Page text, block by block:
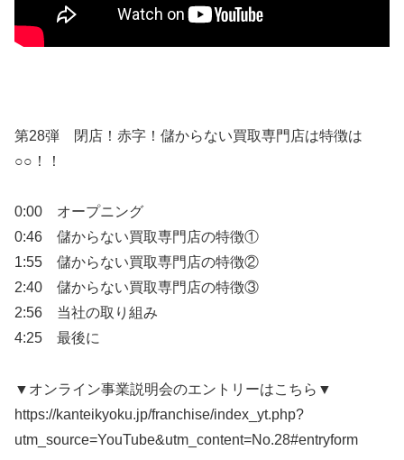
第28弾 閉店！赤字！儲からない買取専門店は特徴は
○○！！
0:00 オープニング
0:46 儲からない買取専門店の特徴①
1:55 儲からない買取専門店の特徴②
2:40 儲からない買取専門店の特徴③
2:56 当社の取り組み
4:25 最後に
▼オンライン事業説明会のエントリーはこちら▼
https://kanteikyoku.jp/franchise/index_yt.php?
utm_source=YouTube&utm_content=No.28#entryform